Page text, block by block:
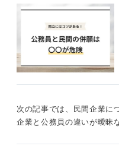
ビジョンを持って後悔
ょう
これまで私がコーチン
願している学生は、業
カー、インフラ、商社
しても、公務員でも民
次の記事では、民間企業に
企業と公務員の違いが曖昧